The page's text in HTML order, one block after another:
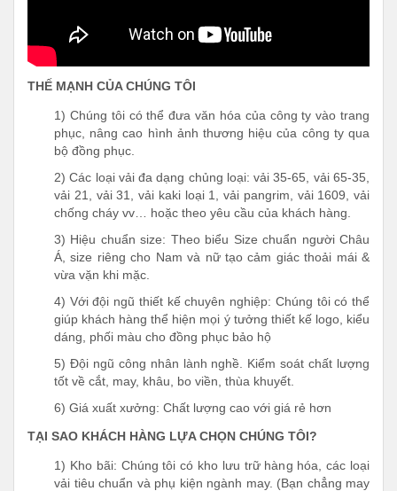
THẾ MẠNH CỦA CHÚNG TÔI
1) Chúng tôi có thể đưa văn hóa của công ty vào trang
phục, nâng cao hình ảnh thương hiệu của công ty qua
bộ đồng phục.
2) Các loại vải đa dạng chủng loại: vải 35-65, vải 65-35,
vải 21, vải 31, vải kaki loại 1, vải pangrim, vải 1609, vải
chống cháy vv… hoặc theo yêu cầu của khách hàng.
3) Hiệu chuẩn size: Theo biểu Size chuẩn người Châu
Á, size riêng cho Nam và nữ tạo cảm giác thoải mái &
vừa vặn khi mặc.
4) Với đội ngũ thiết kế chuyên nghiệp: Chúng tôi có thể
giúp khách hàng thể hiện mọi ý tưởng thiết kế logo, kiểu
dáng, phối màu cho đồng phục bảo hộ
5) Đội ngũ công nhân lành nghề. Kiểm soát chất lượng
tốt về cắt, may, khâu, bo viền, thùa khuyết.
6) Giá xuất xưởng: Chất lượng cao với giá rẻ hơn
TẠI SAO KHÁCH HÀNG LỰA CHỌN CHÚNG TÔI?
1) Kho bãi: Chúng tôi có kho lưu trữ hàng hóa, các loại
vải tiêu chuẩn và phụ kiện ngành may. (Bạn chẳng may